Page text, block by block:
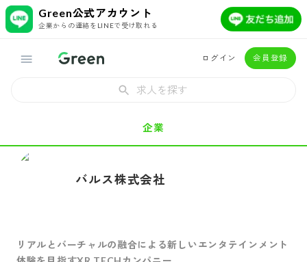
Green公式アカウント
企業からの連絡をLINEで受け取れる
ログイン 会員登録
求人を探す
企業
バルス株式会社
リアルとバーチャルの融合による新しいエンタテインメント